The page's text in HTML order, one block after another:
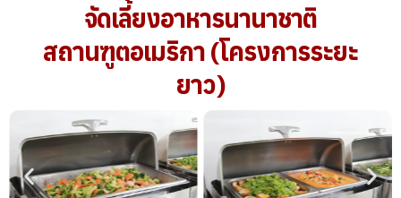
จัดเลี้ยงอาหารนานาชาติ
สถานฑูตอเมริกา (โครงการระยะ
ยาว)